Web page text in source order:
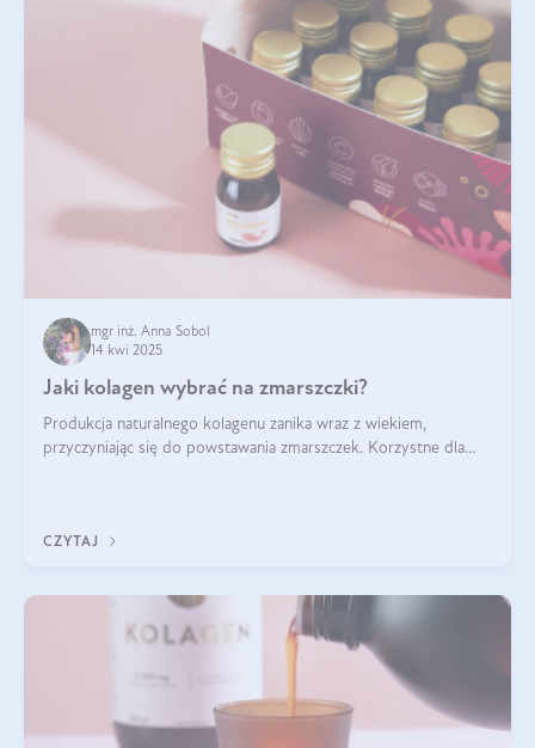
mgr inż. Anna Sobol
14 kwi 2025
Jaki kolagen wybrać na zmarszczki?
Produkcja naturalnego kolagenu zanika wraz z wiekiem,
przyczyniając się do powstawania zmarszczek. Korzystne dla
CZYTAJ